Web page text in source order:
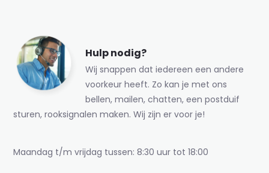
Hulp nodig?
Wij snappen dat iedereen een andere
voorkeur heeft. Zo kan je met ons
bellen, mailen, chatten, een postduif
sturen, rooksignalen maken. Wij zijn er voor je!
Maandag t/m vrijdag tussen: 8:30 uur tot 18:00